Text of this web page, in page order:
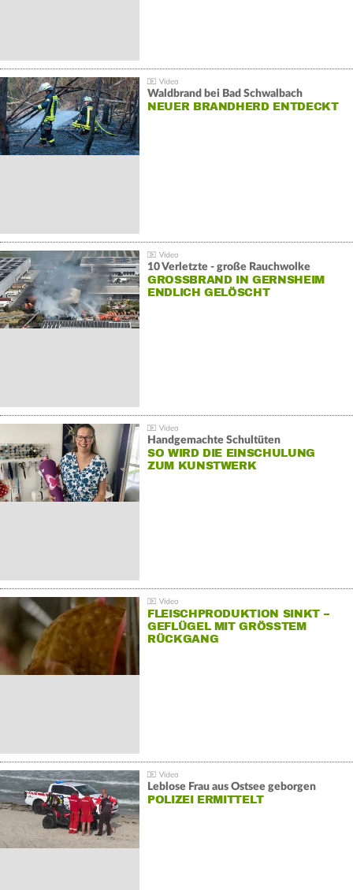
Waldbrand bei Bad Schwalbach
NEUER BRANDHERD ENTDECKT
10 Verletzte - große Rauchwolke
GROSSBRAND IN GERNSHEIM E
NDLICH GELÖSCHT
Handgemachte Schultüten
SO WIRD DIE EINSCHULUNG
ZUM KUNSTWERK
FLEISCHPRODUKTION SINKT –
GEFLÜGEL MIT GRÖSSTEM R
ÜCKGANG
Leblose Frau aus Ostsee geborgen
POLIZEI ERMITTELT